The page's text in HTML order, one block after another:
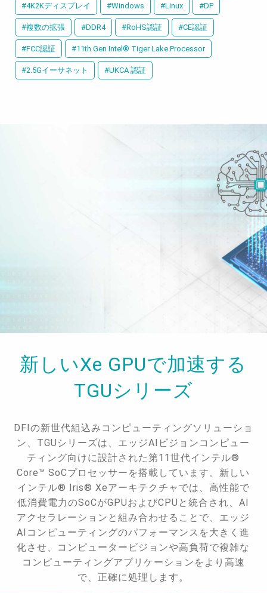
#4K2Kディスプレイ #Windows #Linux #DP
#複数の拡張 #DDR4 #RoHS認証 #CE認証
#FCC認証 #11th Gen Intel® Tiger Lake Processor
#2.5Gイーサネット #UKCA 認証
新しいXe GPUで加速する
TGUシリーズ
DFIの新世代組込みコンピューティングソリューショ
ン、TGUシリーズは、エッジAIビジョンコンピュー
ティング向けに設計された第11世代インテル®
Core™ SoCプロセッサーを搭載しています。新しい
インテル® Iris® Xeアーキテクチャでは、高性能で
低消費電力のSoCがGPUおよびCPUと統合され、AI
アクセラレーションと組み合わせることで、エッジ
AIコンピューティングのパフォーマンスを大きく進
化させ、コンピュータービジョンや高負荷で複雑な
コンピューティングアプリケーションをより高速
で、正確に処理します。